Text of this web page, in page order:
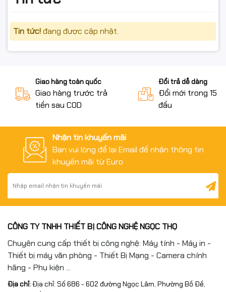
Tin tức!đang được cập nhật.
Giao hàng toàn quốc
Giao hàng trước trả
tiền sau COD
Đổi trả dễ dàng
Đổi mới trong 15
đầu
Nhận tin khuyến mãi
Bạn vui lòng để lại Email để nhận thông tin
khuyến mãi từ Euro
CÔNG TY TNHH THIẾT BỊ CÔNG NGHỆ NGỌC THỌ
Chuyên cung cấp thiết bị công nghệ: Máy tính - Máy in -
Thiết bị máy văn phòng - Thiết Bị Mạng - Camera chính
hãng - Phụ kiện ...
Địa chỉ:Địa chỉ: Số 686 - 602 đường Ngọc Lâm, Phường Bồ Đề,